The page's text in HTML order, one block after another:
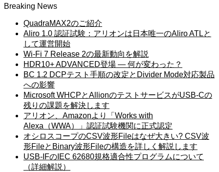
Breaking News
QuadraMAX2のご紹介
Aliro 1.0 認証試験：アリオンは日本唯一のAliro ATLと
して運営開始
Wi-Fi 7 Release 2の最新動向を解説
HDR10+ ADVANCED登場 ― 何が変わった？
BC 1.2 DCPテスト手順の改定とDivider Mode対応製品
への影響
Microsoft WHCPとAllionのテストサービスがUSB-Cの
残りの課題を解決します
アリオン、Amazonより「Works with
Alexa（WWA）」認証試験機関に正式認定
オシロスコープのCSV波形Fileはなぜ大きい? CSV波
形FileとBinary波形Fileの構造を詳しく解説します
USB-IFのIEC 62680規格適合性プログラムについて
（詳細解説）